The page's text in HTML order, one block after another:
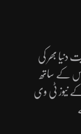
دنیا بھر کی
اس کے ساتھ
نیوز ٹی وی